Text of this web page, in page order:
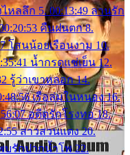
หลลึก 5. 00:13:49 ลานรัก
คืนฝนตก 8.
โสนน้อยเรือนงาม 10.
น้ำกรดแช่เย็น 12.
รู้ว่าเขาหลอก 14.
เรือล่มในหนอง 16.
อดีตรักโรงทอ 18.
สาวสวนแตง 20.
บรักปากน้ำโพ 22.